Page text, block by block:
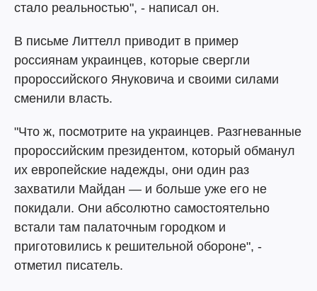
стало реальностью", - написал он.
В письме Литтелл приводит в пример
россиянам украинцев, которые свергли
пророссийского Януковича и своими силами
сменили власть.
"Что ж, посмотрите на украинцев. Разгневанные
пророссийским президентом, который обманул
их европейские надежды, они один раз
захватили Майдан — и больше уже его не
покидали. Они абсолютно самостоятельно
встали там палаточным городком и
приготовились к решительной обороне", -
отметил писатель.